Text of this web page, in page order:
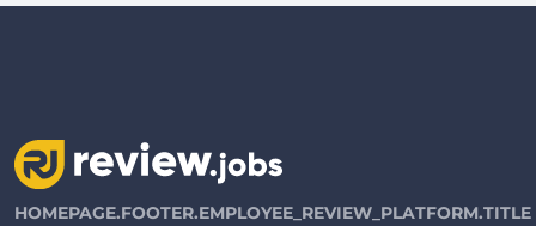
HOMEPAGE.FOOTER.EMPLOYEE_REVIEW_PLATFORM.TITLE